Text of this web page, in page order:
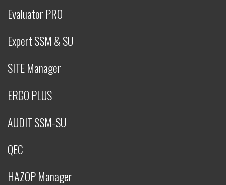
Evaluator PRO
Expert SSM & SU
SITE Manager
ERGO PLUS
AUDIT SSM-SU
QEC
HAZOP Manager